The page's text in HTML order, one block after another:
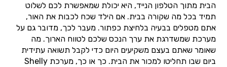
הבית מתוך הטלפון הנייד, היא יכולת שמאפשרת לכם לשלוט
תמיד בכל מה שקורה בבית. אם הילד שכח לכבות את האור,
אתם מטפלים בבעיה בלחיצת כפתור. מעבר לכך, מדובר גם על
מערכת שמשדרגת את ערך הנכס שלכם לטווח הארוך. מה
שאומר שאתם בעצם משקיעים היום כדי לקבל תשואה עתידית
ביום שבו תחליטו למכור את הבית. כך או כך, מערכת Shelly